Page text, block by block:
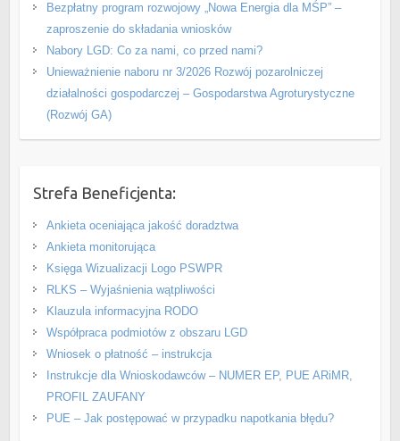
Bezpłatny program rozwojowy „Nowa Energia dla MŚP” –
zaproszenie do składania wniosków
Nabory LGD: Co za nami, co przed nami?
Unieważnienie naboru nr 3/2026 Rozwój pozarolniczej
działalności gospodarczej – Gospodarstwa Agroturystyczne
(Rozwój GA)
Strefa Beneficjenta:
Ankieta oceniająca jakość doradztwa
Ankieta monitorująca
Księga Wizualizacji Logo PSWPR
RLKS – Wyjaśnienia wątpliwości
Klauzula informacyjna RODO
Współpraca podmiotów z obszaru LGD
Wniosek o płatność – instrukcja
Instrukcje dla Wnioskodawców – NUMER EP, PUE ARiMR,
PROFIL ZAUFANY
PUE – Jak postępować w przypadku napotkania błędu?